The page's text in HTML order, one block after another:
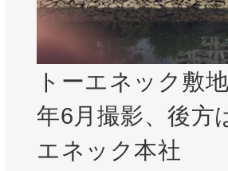
トーエネック敷
年6月撮影、後方
エネック本社